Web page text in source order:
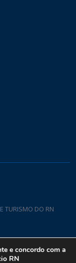
TURISMO DO RN
59075-760
e concordo com a
RN